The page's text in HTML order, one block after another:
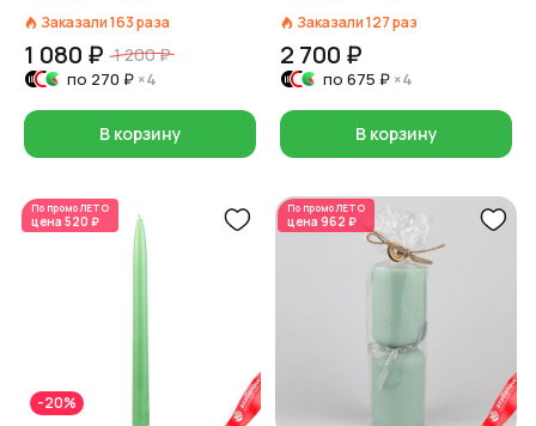
Заказали163раза
1 080 ₽ 1 200 ₽
по 270 ₽ ×4
В корзину
Заказали127раз
2 700 ₽
по 675 ₽ ×4
В корзину
По промоЛЕТО
цена 520 ₽
-20%
По промоЛЕТО
цена 962 ₽